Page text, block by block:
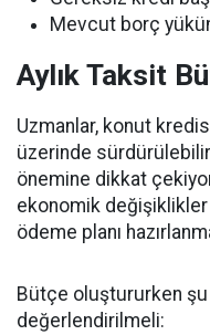
Mevcut borç
Aylık Taksit
Uzmanlar, konut
üzerinde
önemine dikkat
ekonomik
ödeme planı
Bütçe oluştururken
değerlendirilmeli: